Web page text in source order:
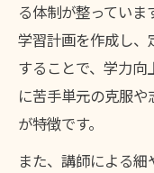
る体制が整ってい
学習計画を作成し
することで、学力向
に苦手単元の克服
が特徴です。
また、講師による